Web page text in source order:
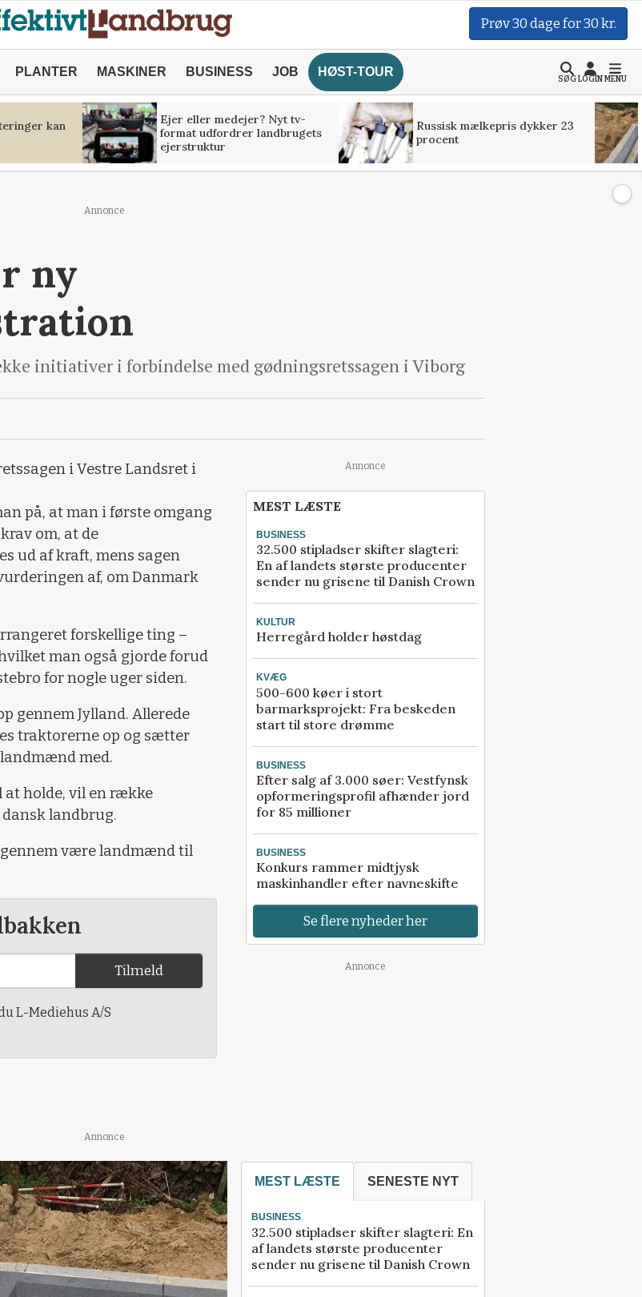
Prøv 30 dage for 30 kr.
PLANTER MASKINER BUSINESS JOB HØST-TOUR
SØGLOGINMENU
kan
Ejer eller medejer? Nyt tv-
format udfordrer landbrugets
ejerstruktur
Russisk mælkepris dykker 23
procent
Annonce
ny
initiativer i forbindelse med gødningsretssagen i Viborg
i Vestre Landsret i
på, at man i første omgang
om, at de
ud af kraft, mens sagen
af, om Danmark
forskellige ting –
man også gjorde forud
for nogle uger siden.
gennem Jylland. Allerede
traktorerne op og sætter
med.
at holde, vil en række
landbrug.
være landmænd til
Tilmeld
L-Mediehus A/S
Annonce
MEST LÆSTE
BUSINESS
32.500 stipladser skifter slagteri:
En af landets største producenter
sender nu grisene til Danish Crown
KULTUR
Herregård holder høstdag
KVÆG
500-600 køer i stort
barmarksprojekt: Fra beskeden
start til store drømme
BUSINESS
Efter salg af 3.000 søer: Vestfynsk
opformeringsprofil afhænder jord
for 85 millioner
BUSINESS
Konkurs rammer midtjysk
maskinhandler efter navneskifte
Se flere nyheder her
Annonce
Annonce
MEST LÆSTE SENESTE NYT
BUSINESS
32.500 stipladser skifter slagteri: En
af landets største producenter
sender nu grisene til Danish Crown